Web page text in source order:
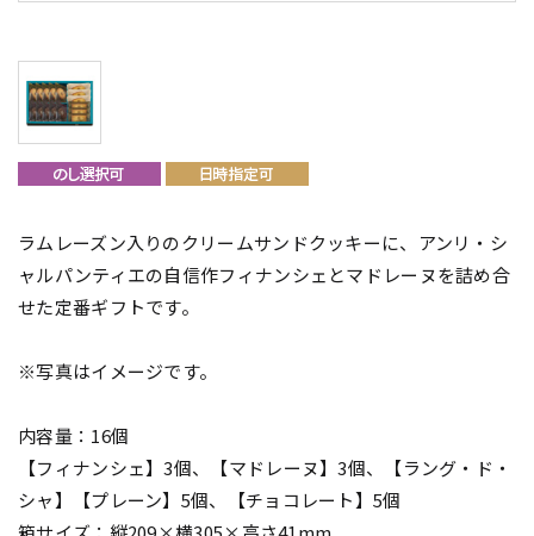
ラムレーズン入りのクリームサンドクッキーに、アンリ・シ
ャルパンティエの自信作フィナンシェとマドレーヌを詰め合
せた定番ギフトです。
※写真はイメージです。
内容量：16個
【フィナンシェ】3個、【マドレーヌ】3個、【ラング・ド・
シャ】【プレーン】5個、【チョコレート】5個